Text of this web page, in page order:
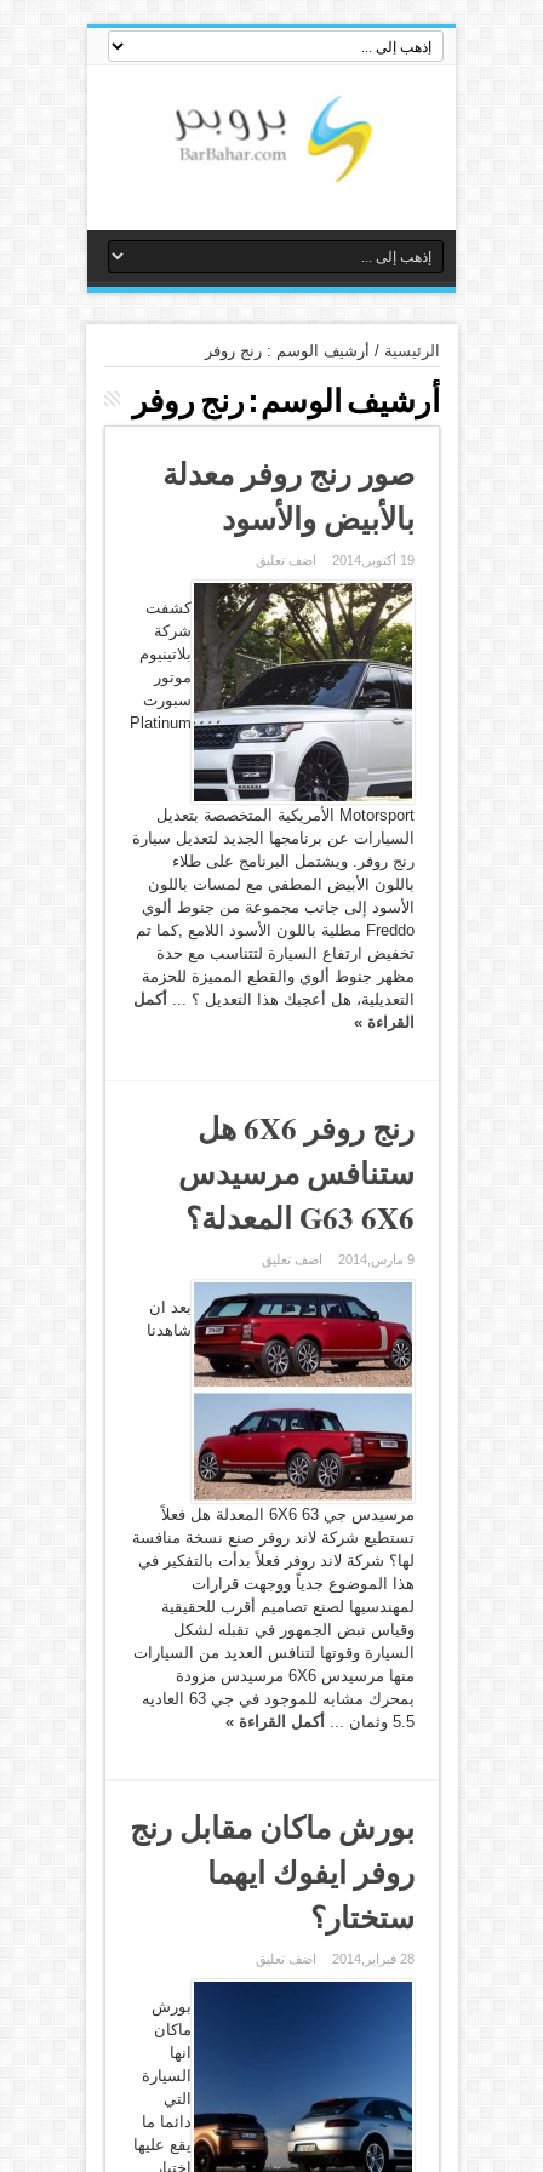
الرئيسية / أرشيف الوسم : رنج روفر
أرشيف الوسم :رنج روفر
صور رنج روفر معدلة
بالأبيض والأسود
19 أكتوبر,2014 اضف تعليق
كشفت
شركة
بلاتينيوم
موتور
سبورت
Platinum
Motorsport الأمريكية المتخصصة بتعديل
السيارات عن برنامجها الجديد لتعديل سيارة
رنج روفر. ويشتمل البرنامج على طلاء
باللون الأبيض المطفي مع لمسات باللون
الأسود إلى جانب مجموعة من جنوط ألوي
Freddo مطلية باللون الأسود اللامع ,كما تم
تخفيض ارتفاع السيارة لتتناسب مع حدة
مظهر جنوط ألوي والقطع المميزة للحزمة
التعديلية، هل أعجبك هذا التعديل ؟ ... أكمل
القراءة »
رنج روفر 6X6 هل
ستنافس مرسيدس
G63 6X6 المعدلة؟
9 مارس,2014 اضف تعليق
بعد ان
شاهدنا
مرسيدس جي 63 6X6 المعدلة هل فعلاً
تستطيع شركة لاند روفر صنع نسخة منافسة
لها؟ شركة لاند روفر فعلاً بدأت بالتفكير في
هذا الموضوع جدياً ووجهت قرارات
لمهندسيها لصنع تصاميم أقرب للحقيقية
وقياس نبض الجمهور في تقبله لشكل
السيارة وقوتها لتنافس العديد من السيارات
منها مرسيدس 6X6 مرسيدس مزودة
بمحرك مشابه للموجود في جي 63 العاديه
5.5 وثمان ...
أكمل القراءة »
بورش ماكان مقابل رنج
روفر ايفوك ايهما
ستختار؟
28 فبراير,2014 اضف تعليق
بورش
ماكان
انها
السيارة
التي
دائما ما
يقع عليها
اختيار